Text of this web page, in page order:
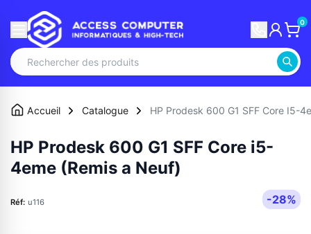
0
Accueil Catalogue HP Prodesk 600 G1 SFF Core I5-
HP Prodesk 600 G1 SFF Core i5-
4eme (Remis a Neuf)
Réf: u116 -28%